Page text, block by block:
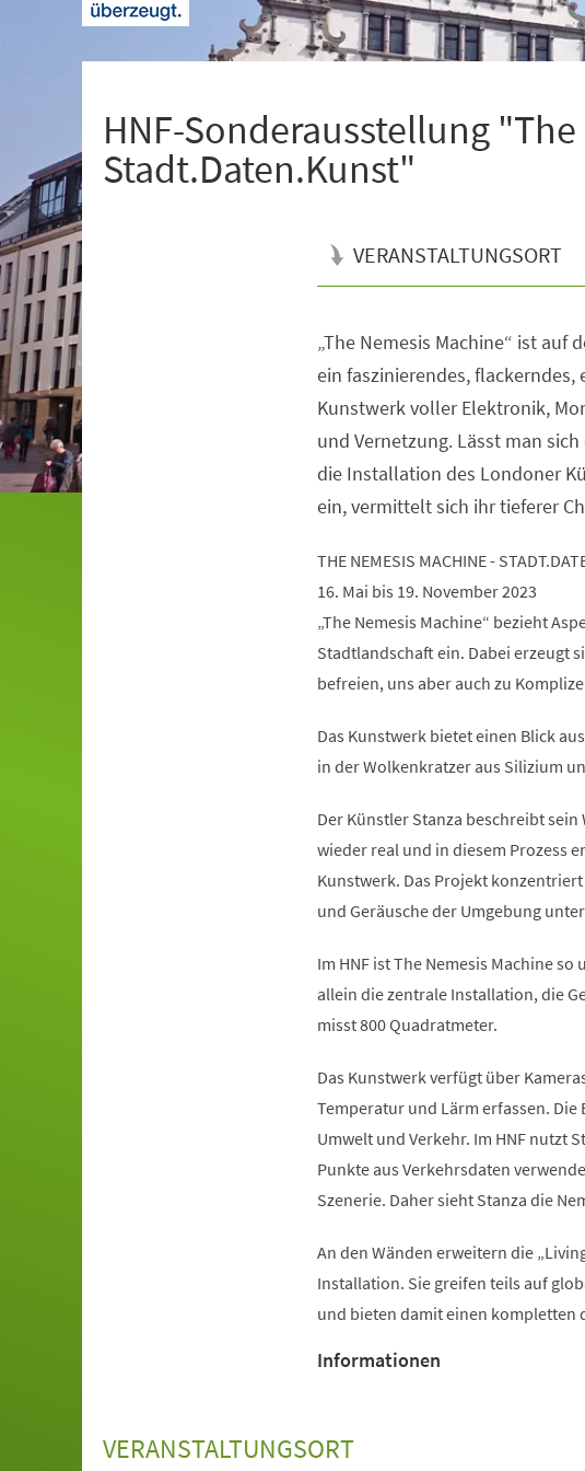
HNF-Sonderausstellung
Stadt.Daten.Kunst"
VERANSTALTUNGSORT
„The Nemesis Machine“ ist auf
ein faszinierendes, flackerndes,
Kunstwerk voller Elektronik,
und Vernetzung. Lässt man
die Installation des Londoner
ein, vermittelt sich ihr tieferer
THE NEMESIS MACHINE -
16. Mai bis 19. November 2023
„The Nemesis Machine“ bezieht
Stadtlandschaft ein. Dabei erzeugt
befreien, uns aber auch zu
Das Kunstwerk bietet einen Blick
in der Wolkenkratzer aus Silizium
Der Künstler Stanza beschreibt
wieder real und in diesem Prozess
Kunstwerk. Das Projekt
und Geräusche der Umgebung
Im HNF ist The Nemesis Machine
allein die zentrale Installation, die
misst 800 Quadratmeter.
Das Kunstwerk verfügt über
Temperatur und Lärm erfassen. Die
Umwelt und Verkehr. Im HNF nutzt
Punkte aus Verkehrsdaten
Szenerie. Daher sieht Stanza die
An den Wänden erweitern die
Installation. Sie greifen teils auf
und bieten damit einen
Informationen
VERANSTALTUNGSORT